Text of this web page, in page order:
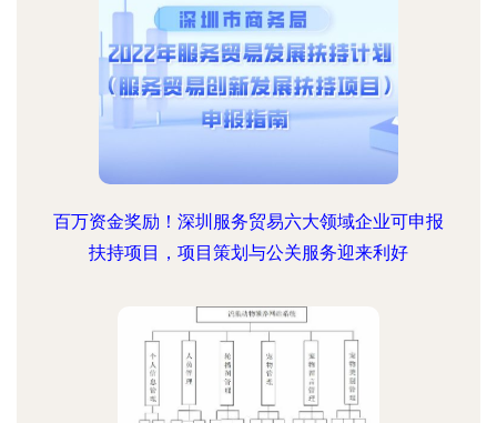
百万资金奖励！深圳服务贸易六大领域企业可申报
扶持项目，项目策划与公关服务迎来利好